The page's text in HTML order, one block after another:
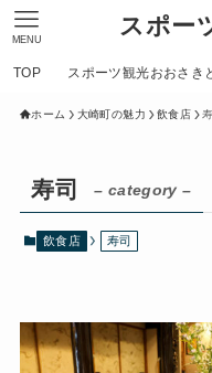
スポー
MENU
TOP スポーツ観光おおさき
ホーム 大崎町の魅力 飲食店
寿司 – category –
飲食店 寿司